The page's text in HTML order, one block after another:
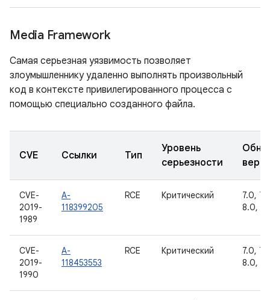
Media Framework
Самая серьезная уязвимость позволяет
злоумышленнику удаленно выполнять произвольный
код в контексте привилегированного процесса с
помощью специально созданного файла.
CVE Ссылки Тип
Уровень
серьезности
CVE-
2019-
1989
A-
118399205
RCE Критический
7.0,
8.0,
CVE-
2019-
1990
A-
118453553
RCE Критический
7.0,
8.0,